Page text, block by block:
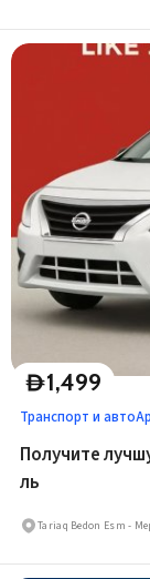
D1,499
Транспорт и авто
Получите
ль
Tariaq Bedon Esm -